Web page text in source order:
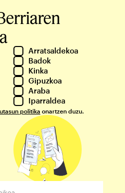
Arratsaldekoa
Badok
Kinka
Gipuzkoa
Araba
Iparraldea
politika onartzen duzu.